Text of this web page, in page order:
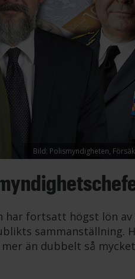
Bild: Polismyndigheten,
har fortsatt högst lön
sammanställning.
än dubbelt så